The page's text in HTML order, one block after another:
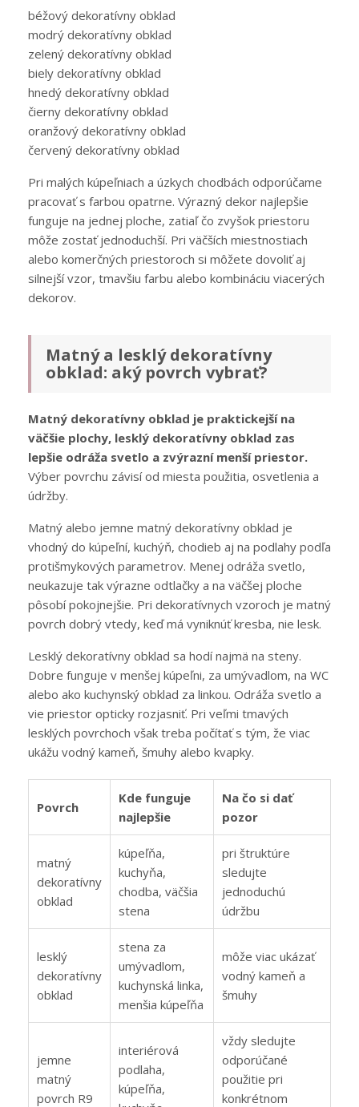
béžový dekoratívny obklad
modrý dekoratívny obklad
zelený dekoratívny obklad
biely dekoratívny obklad
hnedý dekoratívny obklad
čierny dekoratívny obklad
oranžový dekoratívny obklad
červený dekoratívny obklad
Pri malých kúpeľniach a úzkych chodbách odporúčame
pracovať s farbou opatrne. Výrazný dekor najlepšie
funguje na jednej ploche, zatiaľ čo zvyšok priestoru
môže zostať jednoduchší. Pri väčších miestnostiach
alebo komerčných priestoroch si môžete dovoliť aj
silnejší vzor, tmavšiu farbu alebo kombináciu viacerých
dekorov.
Matný a lesklý dekoratívny
obklad: aký povrch vybrať?
Matný dekoratívny obklad je praktickejší na
väčšie plochy, lesklý dekoratívny obklad zas
lepšie odráža svetlo a zvýrazní menší priestor.
Výber povrchu závisí od miesta použitia, osvetlenia a
údržby.
Matný alebo jemne matný dekoratívny obklad je
vhodný do kúpeľní, kuchýň, chodieb aj na podlahy podľa
protišmykových parametrov. Menej odráža svetlo,
neukazuje tak výrazne odtlačky a na väčšej ploche
pôsobí pokojnejšie. Pri dekoratívnych vzoroch je matný
povrch dobrý vtedy, keď má vyniknúť kresba, nie lesk.
Lesklý dekoratívny obklad sa hodí najmä na steny.
Dobre funguje v menšej kúpeľni, za umývadlom, na WC
alebo ako kuchynský obklad za linkou. Odráža svetlo a
vie priestor opticky rozjasniť. Pri veľmi tmavých
lesklých povrchoch však treba počítať s tým, že viac
ukážu vodný kameň, šmuhy alebo kvapky.
Povrch
Kde funguje
najlepšie
Na čo si dať
pozor
matný
dekoratívny
obklad
kúpeľňa,
kuchyňa,
chodba, väčšia
stena
pri štruktúre
sledujte
jednoduchú
údržbu
lesklý
dekoratívny
obklad
stena za
umývadlom,
kuchynská linka,
menšia kúpeľňa
môže viac ukázať
vodný kameň a
šmuhy
jemne
matný
povrch R9
interiérová
podlaha,
kúpeľňa,
vždy sledujte
odporúčané
použitie pri
konkrétnom